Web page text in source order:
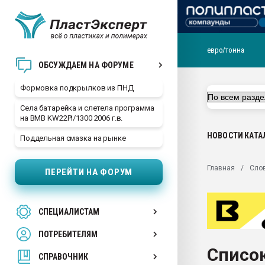
ОБСУЖДАЕМ НА ФОРУМЕ
Формовка подкрылков из ПНД
Села батарейка и слетела программа
на BMB KW22PI/1300 2006 г.в.
Поддельная смазка на рынке
ПЕРЕЙТИ НА ФОРУМ
СПЕЦИАЛИСТАМ
ПОТРЕБИТЕЛЯМ
СПРАВОЧНИК
29.07.2026 ФРП помог
Вакуум-формовочные
ближайшее
28.07.2026
первый план в
ситуацией на
евро/тонна
НОВОСТИ
Главная